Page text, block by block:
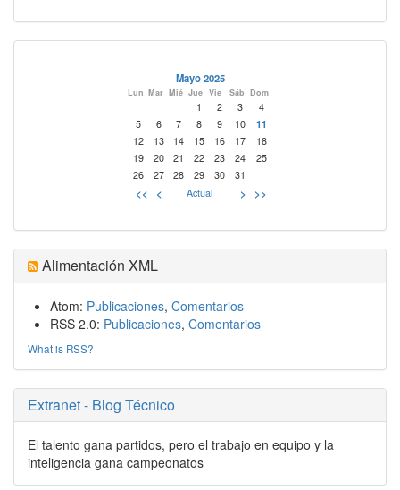
Mayo 2025
Lun Mar Mié Jue Vie Sáb Dom
1 2 3
4
5
6 7 8 9 10
11
12
13 14 15 16 17
18
19
20 21 22 23 24
25
26
27 28 29 30 31
<< < Actual > >>
Alimentación XML
Atom: Publicaciones, Comentarios
RSS 2.0: Publicaciones, Comentarios
What is RSS?
Extranet - Blog Técnico
El talento gana partidos, pero el trabajo en equipo y la
inteligencia gana campeonatos